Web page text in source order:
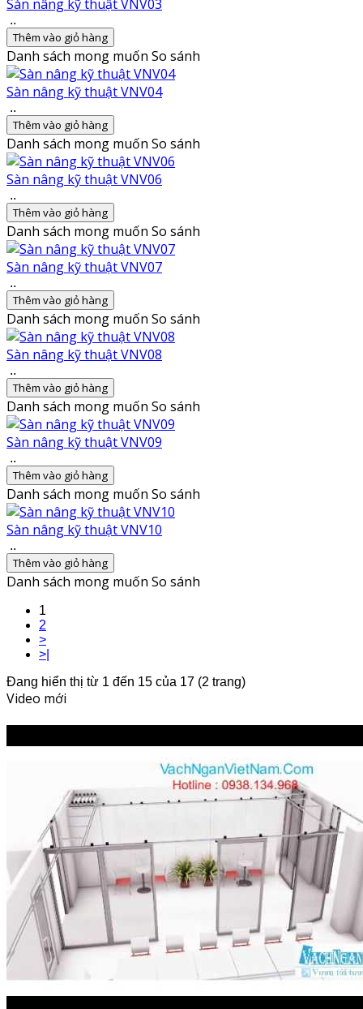
Sàn nâng kỹ thuật VNV03
..
Thêm vào giỏ hàng
Danh sách mong muốn So sánh
Sàn nâng kỹ thuật VNV04
..
Thêm vào giỏ hàng
Danh sách mong muốn So sánh
Sàn nâng kỹ thuật VNV06
..
Thêm vào giỏ hàng
Danh sách mong muốn So sánh
Sàn nâng kỹ thuật VNV07
..
Thêm vào giỏ hàng
Danh sách mong muốn So sánh
Sàn nâng kỹ thuật VNV08
..
Thêm vào giỏ hàng
Danh sách mong muốn So sánh
Sàn nâng kỹ thuật VNV09
..
Thêm vào giỏ hàng
Danh sách mong muốn So sánh
Sàn nâng kỹ thuật VNV10
..
Thêm vào giỏ hàng
Danh sách mong muốn So sánh
1
2
>
>|
Đang hiển thị từ 1 đến 15 của 17 (2 trang)
Video mới